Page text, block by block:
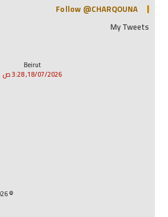
Follow @CHARQOUNA
My Tweets
Beirut
18/07/2026, 3:28 ص
© 2026 Powered by Open-Meteo